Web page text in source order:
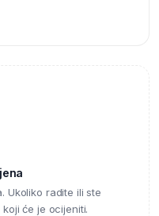
Ukoliko radite ili ste
će je ocijeniti.